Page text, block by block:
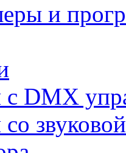
и
DMX